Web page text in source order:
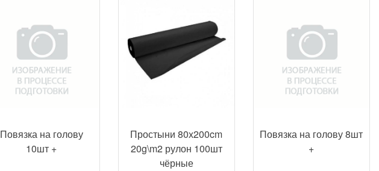
Повязка на голову
10шт +
Простыни 80х200cm
20g\m2 рулон 100шт
чёрные
Повязка на голову 8шт
+